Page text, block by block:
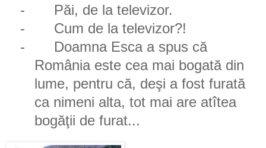
-
Păi, de la televizor.
-
Cum de la televizor?!
-
Doamna Esca a spus că
România este cea mai bogată din
lume, pentru că, deşi a fost furată
ca nimeni alta, tot mai are atîtea
bogăţii de furat...